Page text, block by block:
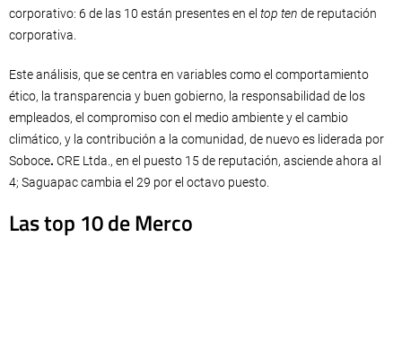
corporativo: 6 de las 10 están presentes en el top ten de reputación
corporativa.
Este análisis, que se centra en variables como el comportamiento
ético, la transparencia y buen gobierno, la responsabilidad de los
empleados, el compromiso con el medio ambiente y el cambio
climático, y la contribución a la comunidad, de nuevo es liderada por
Soboce. CRE Ltda., en el puesto 15 de reputación, asciende ahora al
4; Saguapac cambia el 29 por el octavo puesto.
Las top 10 de Merco